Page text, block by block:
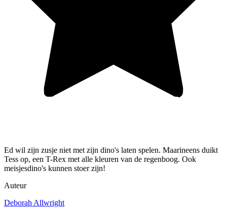
Ed wil zijn zusje niet met zijn dino's laten spelen. Maarineens duikt
Tess op, een T-Rex met alle kleuren van de regenboog. Ook
meisjesdino's kunnen stoer zijn!
Auteur
Deborah Allwright